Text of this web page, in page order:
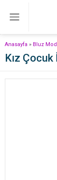
Anasayfa » Bluz
Kız Çocuk